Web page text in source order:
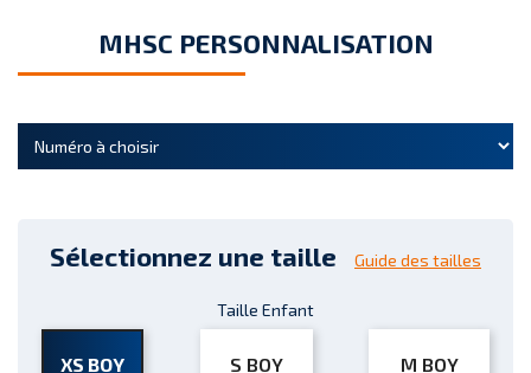
MHSC PERSONNALISATION
Sélectionnez une taille Guide des tailles
Taille Enfant
XS BOY
S BOY
M BOY